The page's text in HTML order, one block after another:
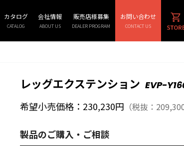
カタログ
CATALOG
会社情報
ABOUT US
販売店様募集
DEALER PROGRAM
お問い合わせ
CONTACT US
レッグエクステンション EVP-
希望小売価格：230,230円 （税抜：
製品のご購入・ご相談